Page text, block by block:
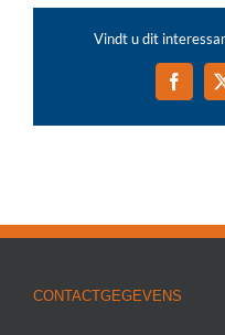
Vindt u dit
CONTACTGEGEVENS